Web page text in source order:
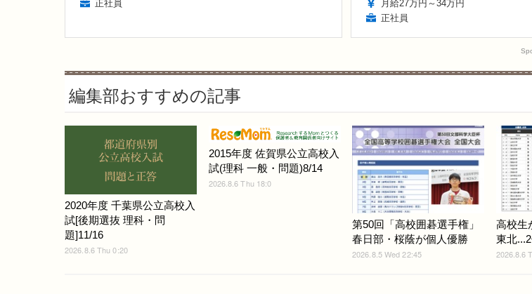
正社員
月給27万円～34万円
正社員
編集部おすすめの記事
2020年度 千葉県公立高校入
試[後期選抜 理科・問
題]11/16
2026.8.6 Thu 0:20
2015年度 佐賀県公立高校入
試(理科 一般・問題)8/14
2026.8.6 Thu 18:0
第50回「高校囲碁選手権」
春日部・桜蔭が個人優勝
2026.8.5 Wed 22:45
高校生
東北
2026.8.6